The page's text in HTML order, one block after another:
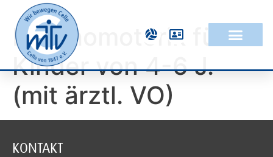
Psychomotorik für
Kinder von 4-6 J.
(mit ärztl. VO)
KONTAKT